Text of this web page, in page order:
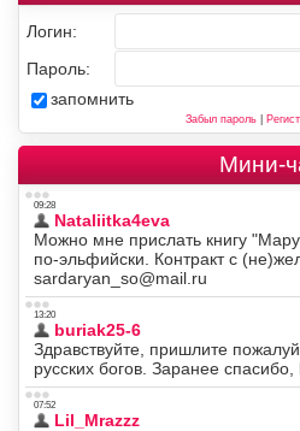
Логин:
Пароль:
запомнить
Забыл пароль|
Мини-